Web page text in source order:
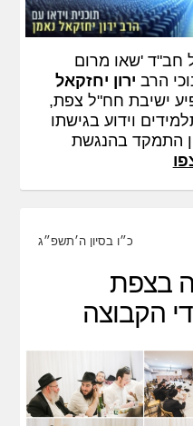
חב"ד 'שאו מרום
הרב ירון יחזקאל
ישיבת חח"ל צפת,
וידוע בגישתו
התמקד בהנגשת
כ״ו בסיון ה׳תשפ״ג
בצפת
הקבוצה